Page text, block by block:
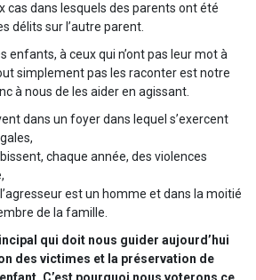
cas dans lesquels des parents ont été
délits sur l’autre parent.
enfants, à ceux qui n’ont pas leur mot à
simplement pas les raconter est notre
à nous de les aider en agissant.
dans un foyer dans lequel s’exercent
chaque année, des violences
l’agresseur est un homme et dans la moitié
de la famille.
qui doit nous guider aujourd’hui
des victimes et la préservation de